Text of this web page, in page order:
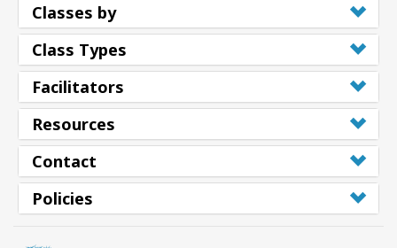
Classes by
Class Types
Facilitators
Resources
Contact
Policies